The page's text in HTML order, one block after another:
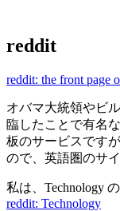
reddit
reddit: the front page
オバマ大統領やビ
臨したことで有名
板のサービスです
ので、英語圏のサ
私は、Technology
reddit: Technology